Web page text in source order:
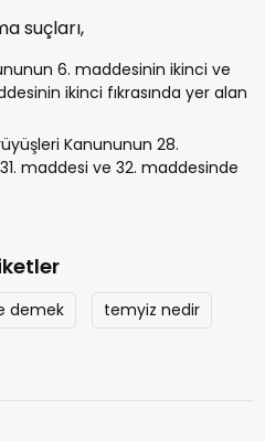
suçları,
6. maddesinin ikinci ve
ikinci fıkrasında yer alan
Kanununun 28.
maddesi ve 32. maddesinde
demek temyiz nedir